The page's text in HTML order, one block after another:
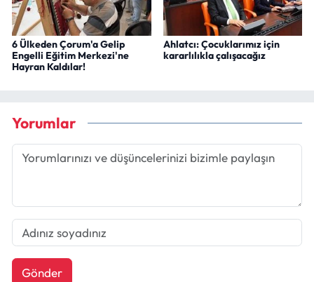
6 Ülkeden Çorum'a Gelip
Engelli Eğitim Merkezi'ne
Hayran Kaldılar!
Ahlatcı: Çocuklarımız için
kararlılıkla çalışacağız
Yorumlar
Gönder